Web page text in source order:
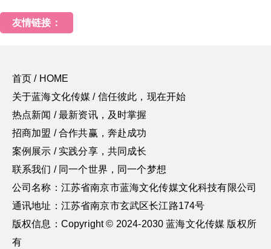
友情链接：
首页 / HOME
关于蓝海文化传媒 / 信任彼此，现在开始
热点新闻 / 最新资讯，及时掌握
招商加盟 / 合作共赢，奔赴成功
案例展示 / 实践分享，共同成长
联系我们 / 同一个世界，同一个梦想
公司名称：江苏省南京市蓝海文化传媒文化科技有限公司
通讯地址：江苏省南京市玄武区长江路174号
版权信息：Copyright © 2024-2030 蓝海文化传媒 版权所
有